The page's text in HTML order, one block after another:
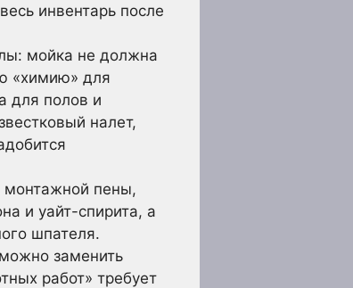
инвентарь после
мойка не должна
«химию» для
для полов и
налет,
монтажной пены,
и уайт-спирита, а
шпателя.
заменить
работ» требует